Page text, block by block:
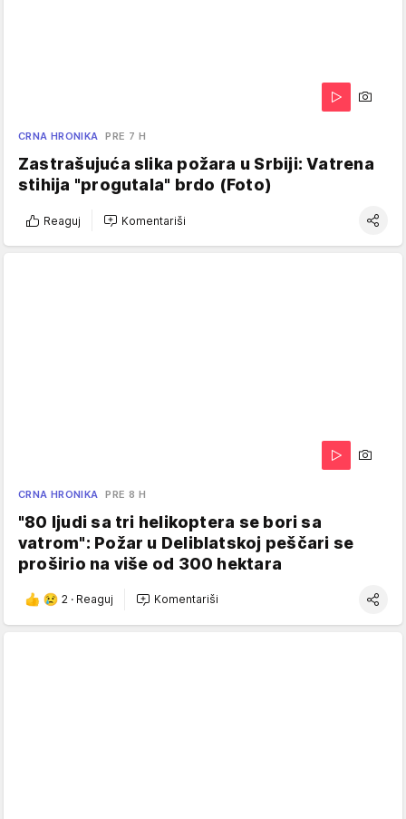
CRNA HRONIKA PRE 7 H
Zastrašujuća slika požara u Srbiji: Vatrena
stihija "progutala" brdo (Foto)
Reaguj Komentariši
CRNA HRONIKA PRE 8 H
"80 ljudi sa tri helikoptera se bori sa
vatrom": Požar u Deliblatskoj peščari se
proširio na više od 300 hektara
2 · Reaguj Komentariši